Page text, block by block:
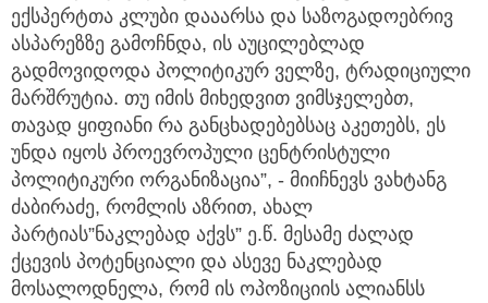
ექსპერტთა კლუბი დააარსა და საზოგადოებრივ
ასპარეზზე გამოჩნდა, ის აუცილებლად
გადმოვიდოდა პოლიტიკურ ველზე, ტრადიციული
მარშრუტია. თუ იმის მიხედვით ვიმსჯელებთ,
თავად ყიფიანი რა განცხადებებსაც აკეთებს, ეს
უნდა იყოს პროევროპული ცენტრისტული
პოლიტიკური ორგანიზაცია”, - მიიჩნევს ვახტანგ
ძაბირაძე, რომლის აზრით, ახალ
პარტიას”ნაკლებად აქვს” ე.წ. მესამე ძალად
ქცევის პოტენციალი და ასევე ნაკლებად
მოსალოდნელა, რომ ის ოპოზიციის ალიანსს